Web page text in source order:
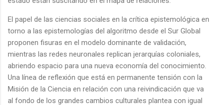
El papel de las ciencias sociales en la crítica epistemológica en
torno a las epistemologías del algoritmo desde el Sur Global
proponen fisuras en el modelo dominante de validación,
mientras las redes neuronales replican jerarquías coloniales,
abriendo espacio para una nueva economía del conocimiento.
Una línea de reflexión que está en permanente tensión con la
Misión de la Ciencia en relación con una reivindicación que va
al fondo de los grandes cambios culturales plantea con igual